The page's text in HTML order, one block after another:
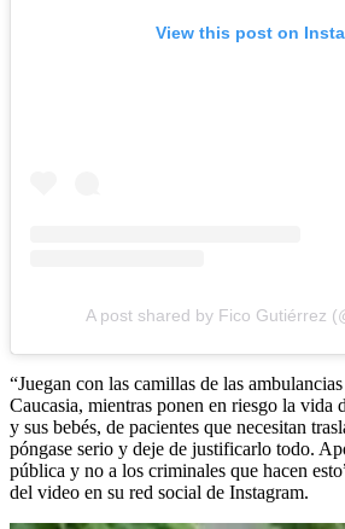
View this post on
A post shared by Fico Gutiérrez
“Juegan con las camillas de las
Caucasia, mientras ponen en riesgo la vida
y sus bebés, de pacientes que necesitan
póngase serio y deje de justificarlo todo.
pública y no a los criminales que hacen
del video en su red social de Instagram.